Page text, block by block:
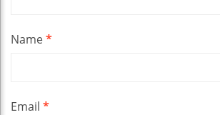
Name*
Email *